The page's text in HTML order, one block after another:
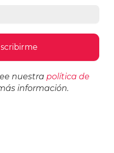
nuestra política de
información.